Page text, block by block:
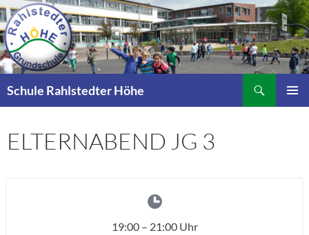
Zum
Inhalt
springen
Schule Rahlstedter Höhe
ELTERNABEND JG 3
19:00– 21:00Uhr